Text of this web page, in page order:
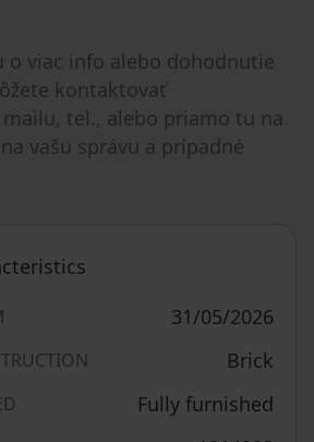
o viac info alebo dohodnutie
kontaktovať
tel., alebo priamo tu na
vašu správu a prípadné
31/05/2026
Brick
Fully furnished